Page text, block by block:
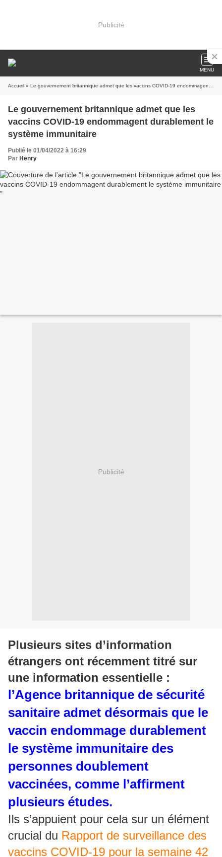
Publicité
MENU
Accueil » Le gouvernement britannique admet que les vaccins COVID-19 endommagent durablement le système immunitaire
Le gouvernement britannique admet que les
vaccins COVID-19 endommagent durablement le
système immunitaire
Publié le 01/04/2022 à 16:29
Par Henry
Publicité
Plusieurs sites d’information
étrangers ont récemment titré sur
une information essentielle :
l’Agence britannique de sécurité
sanitaire admet désormais que le
vaccin endommage durablement
le système immunitaire des
personnes doublement
vaccinées, comme l’affirment
plusieurs études.
Ils s’appuient pour cela sur un élément
crucial du Rapport de surveillance des
vaccins COVID-19 pour la semaine 42